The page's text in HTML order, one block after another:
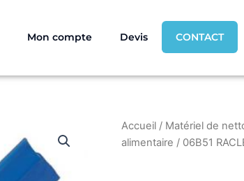
Mon compte Devis CONTACT
Accueil / Matériel de
alimentaire / 06B51